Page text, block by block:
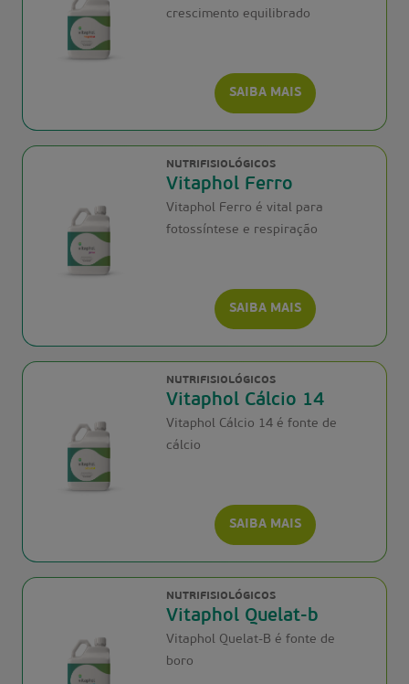
crescimento equilibrado
SAIBA MAIS
NUTRIFISIOLÓGICOS
Vitaphol Ferro
Vitaphol Ferro é vital para
fotossíntese e respiração
SAIBA MAIS
NUTRIFISIOLÓGICOS
Vitaphol Cálcio 14
Vitaphol Cálcio 14 é fonte de
cálcio
SAIBA MAIS
NUTRIFISIOLÓGICOS
Vitaphol Quelat-b
Vitaphol Quelat-B é fonte de
boro